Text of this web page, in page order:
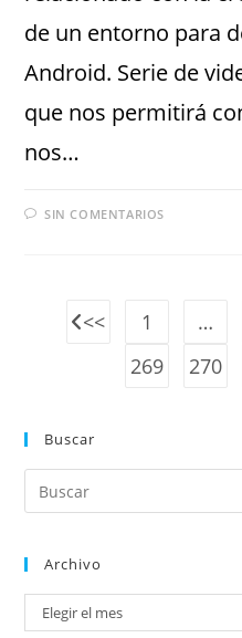
de un entorno para
Android. Serie de
que nos permitirá
nos…
SIN COMENTARIOS
1 …
269
270
Buscar
Archivo
Elegir el mes